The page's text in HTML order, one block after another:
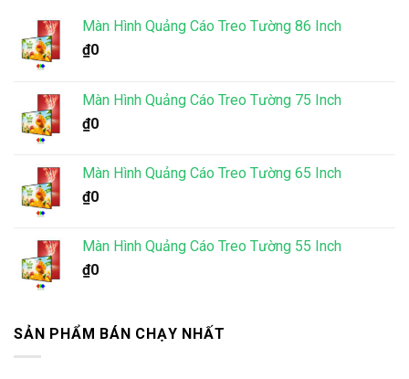
Màn Hình Quảng Cáo Treo Tường 86 Inch
₫0
Màn Hình Quảng Cáo Treo Tường 75 Inch
₫0
Màn Hình Quảng Cáo Treo Tường 65 Inch
₫0
Màn Hình Quảng Cáo Treo Tường 55 Inch
₫0
SẢN PHẨM BÁN CHẠY NHẤT